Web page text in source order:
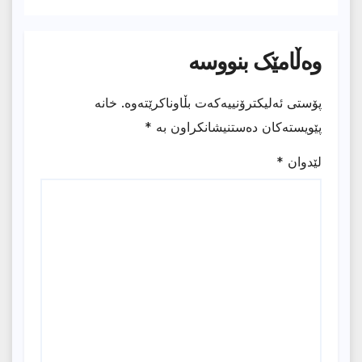
وەڵامێک بنووسە
پۆستی ئەلیکترۆنییەکەت بڵاوناکرێتەوە. خانە
پێویستەکان دەستنیشانکراون بە *
لێدوان *